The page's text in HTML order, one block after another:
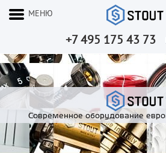
+7 495 175 43 73
МЕНЮ
Современное оборудование